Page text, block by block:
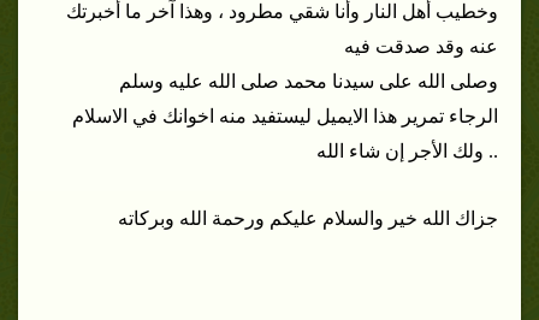
وخطيب أهل النار وأنا شقي مطرود ، وهذا آخر ما أخبرتك
عنه وقد صدقت فيه
وصلى الله على سيدنا محمد صلى الله عليه وسلم
الرجاء تمرير هذا الايميل ليستفيد منه اخوانك في الاسلام
.. ولك الأجر إن شاء الله
جزاك الله خير والسلام عليكم ورحمة الله وبركاته